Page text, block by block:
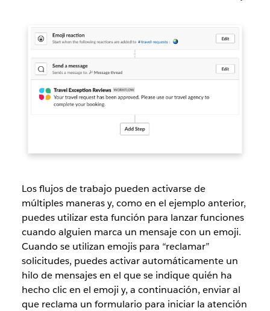
Los flujos de trabajo pueden activarse de
múltiples maneras y, como en el ejemplo anterior,
puedes utilizar esta función para lanzar funciones
cuando alguien marca un mensaje con un emoji.
Cuando se utilizan emojis para “reclamar”
solicitudes, puedes activar automáticamente un
hilo de mensajes en el que se indique quién ha
hecho clic en el emoji y, a continuación, enviar al
que reclama un formulario para iniciar la atención